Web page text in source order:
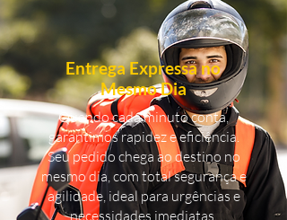
Entrega Expressa no
Mesmo Dia
Quando cada minuto conta,
garantimos rapidez e eficiência.
Seu pedido chega ao destino no
mesmo dia, com total segurança e
agilidade, ideal para urgências e
necessidades imediatas.